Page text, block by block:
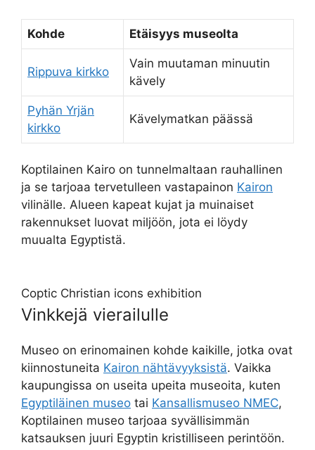
Kohde Etäisyys museolta
Rippuva kirkko
Vain muutaman minuutin
kävely
Pyhän Yrjän
kirkko
Kävelymatkan päässä
Koptilainen Kairo on tunnelmaltaan rauhallinen
ja se tarjoaa tervetulleen vastapainon Kairon
vilinälle. Alueen kapeat kujat ja muinaiset
rakennukset luovat miljöön, jota ei löydy
muualta Egyptistä.
Coptic Christian icons exhibition
Vinkkejä vierailulle
Museo on erinomainen kohde kaikille, jotka ovat
kiinnostuneita Kairon nähtävyyksistä. Vaikka
kaupungissa on useita upeita museoita, kuten
Egyptiläinen museo tai Kansallismuseo NMEC,
Koptilainen museo tarjoaa syvällisimmän
katsauksen juuri Egyptin kristilliseen perintöön.